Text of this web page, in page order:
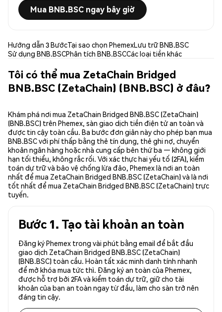
Mua BNB.BSC ngay bây giờ
Hướng dẫn 3 BướcTại sao chọn PhemexLưu trữ BNB.BSC
Sử dụng BNB.BSCPhân tích BNB.BSCCác loại tiền khác
Tôi có thể mua ZetaChain Bridged
BNB.BSC (ZetaChain) (BNB.BSC) ở đâu?
Khám phá nơi mua ZetaChain Bridged BNB.BSC (ZetaChain)
(BNB.BSC) trên Phemex, sàn giao dịch tiền điện tử an toàn và
được tin cậy toàn cầu. Ba bước đơn giản này cho phép bạn mua
BNB.BSC với phí thấp bằng thẻ tín dụng, thẻ ghi nợ, chuyển
khoản ngân hàng hoặc nhà cung cấp bên thứ ba — không giới
hạn tối thiểu, không rắc rối. Với xác thực hai yếu tố (2FA), kiểm
toán dự trữ và bảo vệ chống lừa đảo, Phemex là nơi an toàn
nhất để mua ZetaChain Bridged BNB.BSC (ZetaChain) và là nơi
tốt nhất để mua ZetaChain Bridged BNB.BSC (ZetaChain) trực
tuyến.
Bước 1. Tạo tài khoản an toàn
Đăng ký Phemex trong vài phút bằng email để bắt đầu
giao dịch ZetaChain Bridged BNB.BSC (ZetaChain)
(BNB.BSC) toàn cầu. Hoàn tất xác minh danh tính nhanh
để mở khóa mua tức thì. Đăng ký an toàn của Phemex,
được hỗ trợ bởi 2FA và kiểm toán dự trữ, giữ cho tài
khoản của bạn an toàn ngay từ đầu, làm cho sàn trở nên
đáng tin cậy.